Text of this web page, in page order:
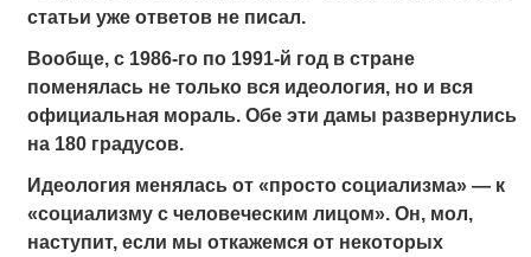
статьи уже ответов не писал.
Вообще, с 1986-го по 1991-й год в стране
поменялась не только вся идеология, но и вся
официальная мораль. Обе эти дамы развернулись
на 180 градусов.
Идеология менялась от «просто социализма» — к
«социализму с человеческим лицом». Он, мол,
наступит, если мы откажемся от некоторых